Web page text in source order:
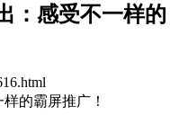
：感受不一样的
的霸屏推广！